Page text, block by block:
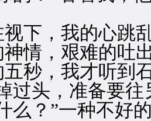
，我的心跳乱
情，艰难的吐
，我才听到石
过头，准备要
？”一种不好的